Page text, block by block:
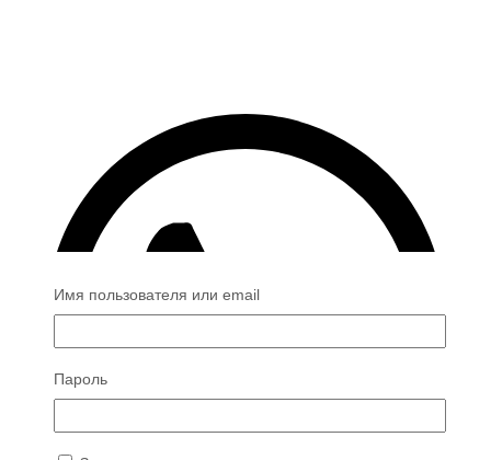
Имя пользователя или email
Пароль